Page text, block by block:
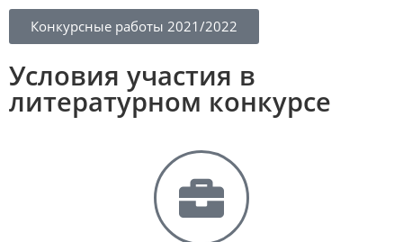
Конкурсные работы 2021/2022
Условия участия в
литературном конкурсе